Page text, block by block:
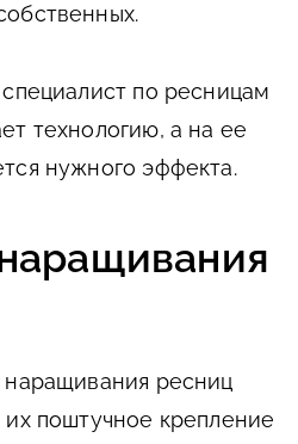
по ресницам
технологию, а на ее
нужного эффекта.
наращивания ресниц
их поштучное крепление